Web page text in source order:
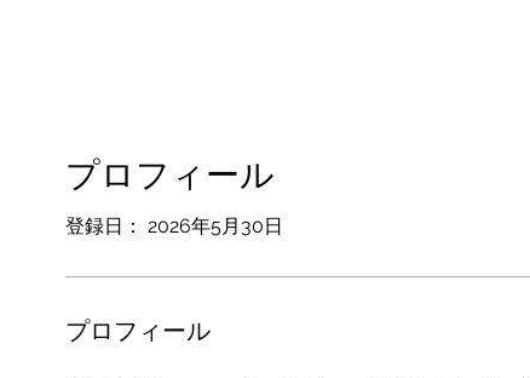
プロフィール
登録日： 2026年5月30日
プロフィール